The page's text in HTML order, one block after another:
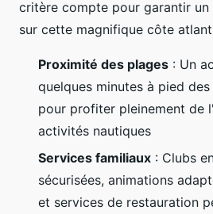
critère compte pour garantir un
sur cette magnifique côte
Proximité des plages : Un
quelques minutes à pied
pour profiter pleinement de
activités nautiques
Services familiaux : Clubs
sécurisées, animations
et services de restauration